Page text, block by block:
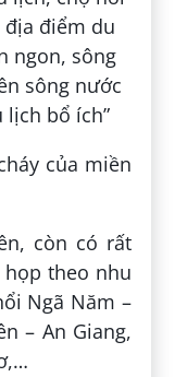
của miền
còn có rất
theo nhu
Ngã Năm –
– An Giang,